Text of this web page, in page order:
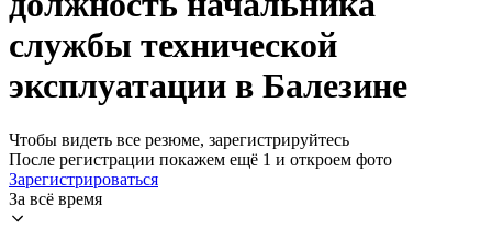
службы технической
эксплуатации в Балезине
Чтобы видеть все резюме, зарегистрируйтесь
После регистрации покажем ещё 1 и откроем фото
Зарегистрироваться
За всё время